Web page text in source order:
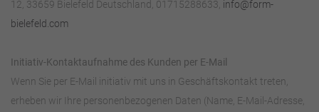
12, 33659 Bielefeld Deutschland, 01715288633, info@form-
bielefeld.com
Initiativ-Kontaktaufnahme des Kunden per E-Mail
Wenn Sie per E-Mail initiativ mit uns in Geschäftskontakt treten,
erheben wir Ihre personenbezogenen Daten (Name, E-Mail-Adresse,